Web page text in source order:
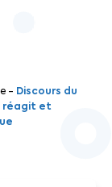
- Discours du
réagit et